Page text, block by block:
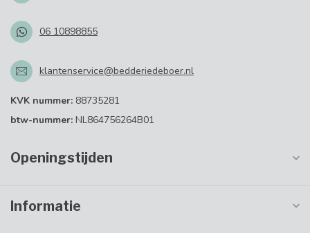
06 10898855
klantenservice@bedderiedeboer.nl
KVK nummer: 88735281
btw-nummer: NL864756264B01
Openingstijden
Informatie